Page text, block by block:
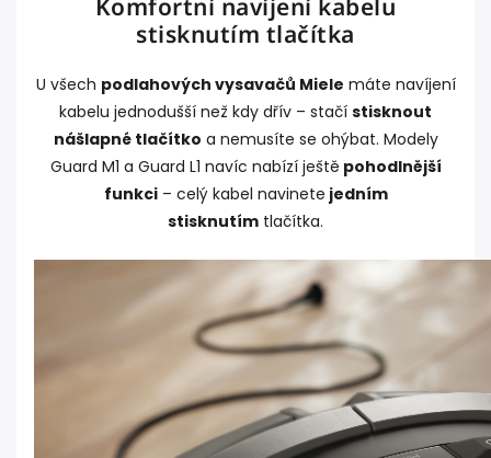
stisknutím tlačítka
U všech podlahových vysavačů Miele máte navíjení
kabelu jednodušší než kdy dřív – stačí stisknout
nášlapné tlačítko a nemusíte se ohýbat. Modely
Guard M1 a Guard L1 navíc nabízí ještě pohodlnější
funkci – celý kabel navinete jedním
stisknutím tlačítka.